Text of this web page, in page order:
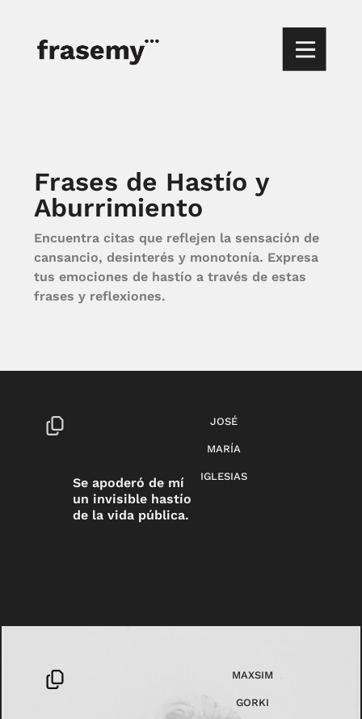
Frases de Hastío y
Aburrimiento
Encuentra citas que reflejen la sensación de
cansancio, desinterés y monotonía. Expresa
tus emociones de hastío a través de estas
frases y reflexiones.
Se apoderó de mí
un invisible hastío
de la vida pública.
JOSÉ
MARÍA
IGLESIAS
MAXSIM
GORKI